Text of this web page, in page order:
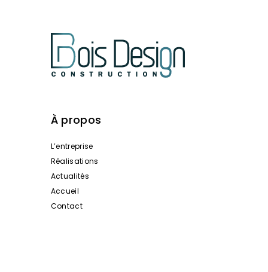
À propos
L’entreprise
Réalisations
Actualités
Accueil
Contact